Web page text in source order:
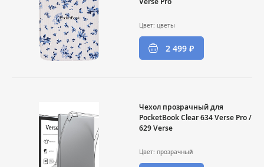
Цвет: цветы
2 499 ₽
Чехол прозрачный для
PocketBook Clear 634 Verse Pro /
629 Verse
Цвет: прозрачный